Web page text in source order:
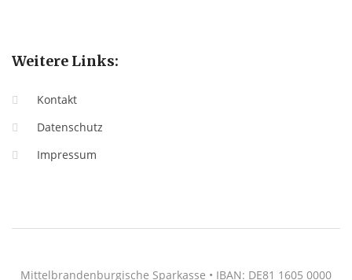
Weitere Links:
Kontakt
Datenschutz
Impressum
Mittelbrandenburgische Sparkasse • IBAN: DE81 1605 0000